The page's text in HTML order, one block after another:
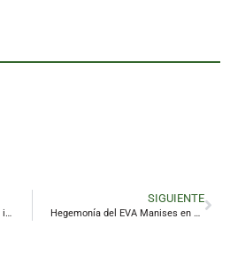
El Linares acelera el capítulo de incorporaciones con la cesión de Rafa Llorente
SIGUIENTE
Hegemonía del EVA Manises en Linares